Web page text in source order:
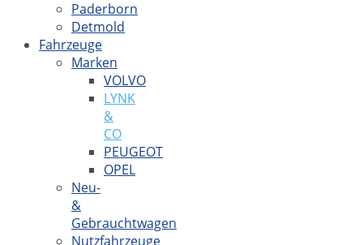
Paderborn
Detmold
Fahrzeuge
Marken
VOLVO
LYNK
&
CO
PEUGEOT
OPEL
Neu-
&
Gebrauchtwagen
Nutzfahrzeuge